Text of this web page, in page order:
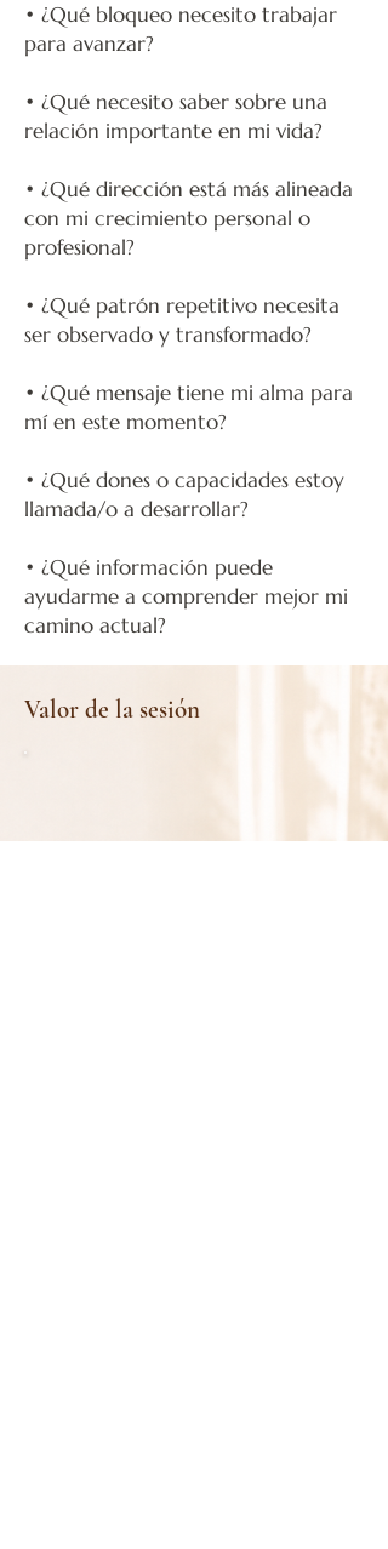
• ¿Qué bloqueo necesito trabajar
para avanzar?
• ¿Qué necesito saber sobre una
relación importante en mi vida?
• ¿Qué dirección está más alineada
con mi crecimiento personal o
profesional?
• ¿Qué patrón repetitivo necesita
ser observado y transformado?
• ¿Qué mensaje tiene mi alma para
mí en este momento?
• ¿Qué dones o capacidades estoy
llamada/o a desarrollar?
• ¿Qué información puede
ayudarme a comprender mejor mi
camino actual?
Valor de la sesión